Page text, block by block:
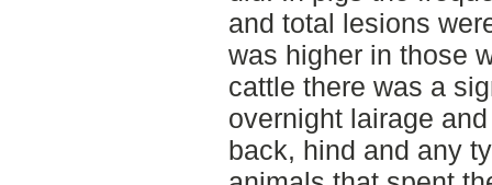
and total lesions
was higher in those
cattle there was a
overnight lairage
back, hind and any